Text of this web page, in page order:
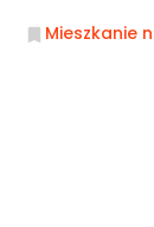
Mieszkanie